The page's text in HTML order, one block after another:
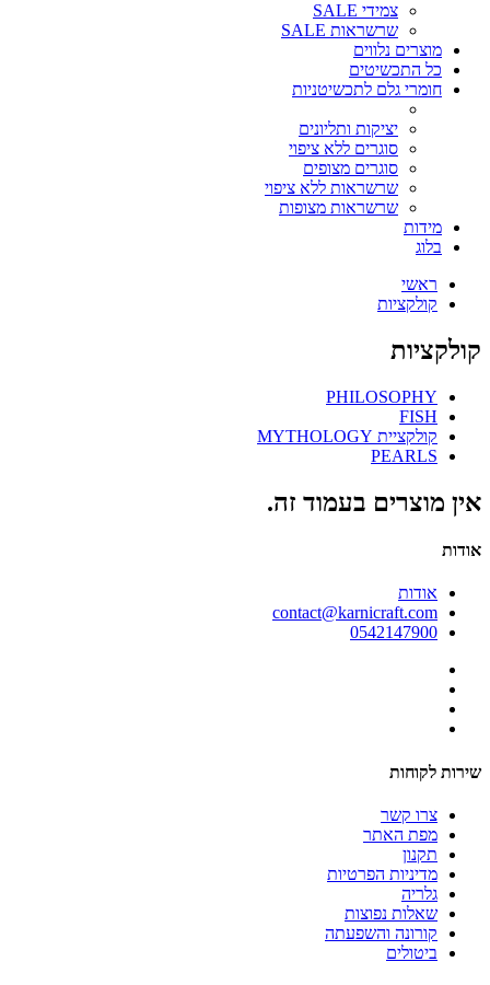
צמידי SALE
שרשראות SALE
מוצרים נלווים
כל התכשיטים
חומרי גלם לתכשיטניות
יציקות ותליונים
סוגרים ללא ציפוי
סוגרים מצופים
שרשראות ללא ציפוי
שרשראות מצופות
מידות
בלוג
ראשי
קולקציות
קולקציות
PHILOSOPHY
FISH
קולקציית MYTHOLOGY
PEARLS
אין מוצרים בעמוד זה.
אודות
אודות
contact@karnicraft.com
0542147900
שירות לקוחות
צרו קשר
מפת האתר
תקנון
מדיניות הפרטיות
גלריה
שאלות נפוצות
קורונה והשפעתה
ביטולים